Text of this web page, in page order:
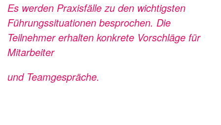
Es werden Praxisfälle zu den wichtigsten
Führungssituationen besprochen. Die
Teilnehmer erhalten konkrete Vorschläge für
Mitarbeiter
und Teamgespräche.